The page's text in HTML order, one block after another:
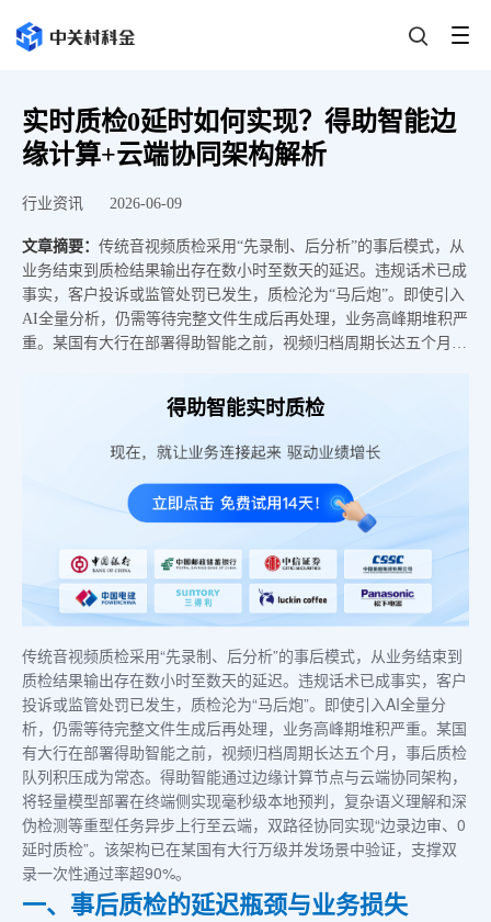
实时质检0延时如何实现？得助智能边
缘计算+云端协同架构解析
行业资讯 2026-06-09
文章摘要： 传统音视频质检采用“先录制、后分析”的事后模式，从
业务结束到质检结果输出存在数小时至数天的延迟。违规话术已成
事实，客户投诉或监管处罚已发生，质检沦为“马后炮”。即使引入
AI全量分析，仍需等待完整文件生成后再处理，业务高峰期堆积严
重。某国有大行在部署得助智能之前，视频归档周期长达五个月，
得助智能实时质检
传统音视频质检采用“先录制、后分析”的事后模式，从业务结束到
质检结果输出存在数小时至数天的延迟。违规话术已成事实，客户
投诉或监管处罚已发生，质检沦为“马后炮”。即使引入AI全量分
析，仍需等待完整文件生成后再处理，业务高峰期堆积严重。某国
有大行在部署得助智能之前，视频归档周期长达五个月，事后质检
队列积压成为常态。得助智能通过边缘计算节点与云端协同架构，
将轻量模型部署在终端侧实现毫秒级本地预判，复杂语义理解和深
伪检测等重型任务异步上行至云端，双路径协同实现“边录边审、0
延时质检”。该架构已在某国有大行万级并发场景中验证，支撑双
录一次性通过率超90%。
一、事后质检的延迟瓶颈与业务损失